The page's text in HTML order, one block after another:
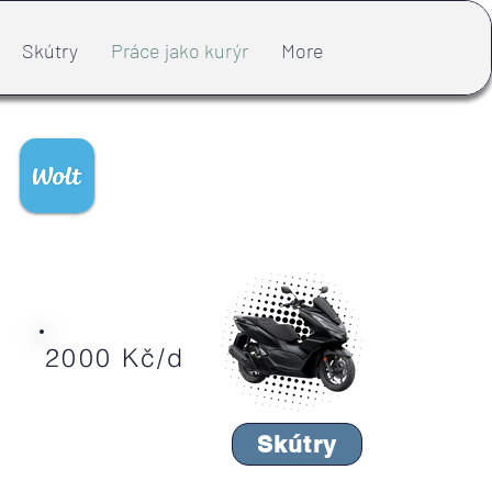
Skútry Práce jako kurýr More
2000 Kč/d
Skútry